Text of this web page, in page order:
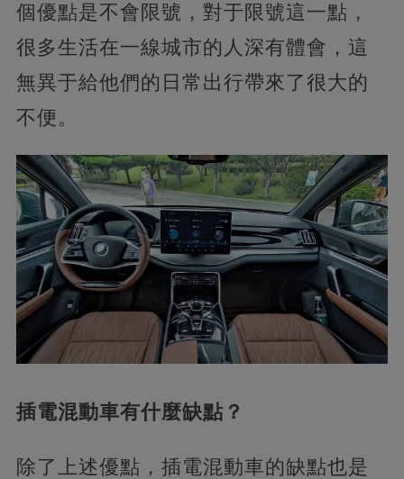
個優點是不會限號，對于限號這一點，
很多生活在一線城市的人深有體會，這
無異于給他們的日常出行帶來了很大的
不便。
插電混動車有什麼缺點？
除了上述優點，插電混動車的缺點也是